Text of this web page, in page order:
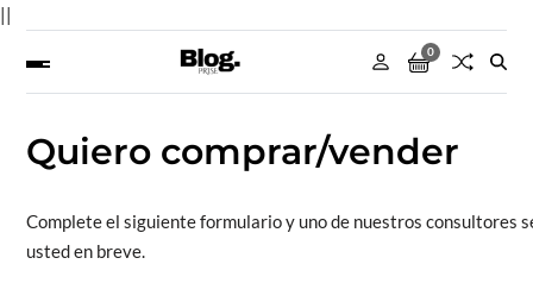
||
0
Quiero comprar/vender
Complete el siguiente formulario y uno de nuestros consultores
usted en breve.